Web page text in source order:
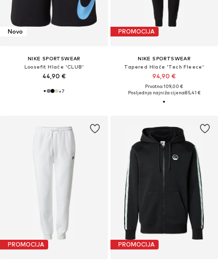
Novo
NIKE SPORTSWEAR
Loosefit Hlače 'CLUB'
44,90 €
+7
PROMOCIJA
NIKE SPORTSWEAR
Tapered Hlače 'Tech Fleece'
94,90 €
Prvotno: 109,00 €
Posljednja najniža cijena:85,41 €
PROMOCIJA PROMOCIJA